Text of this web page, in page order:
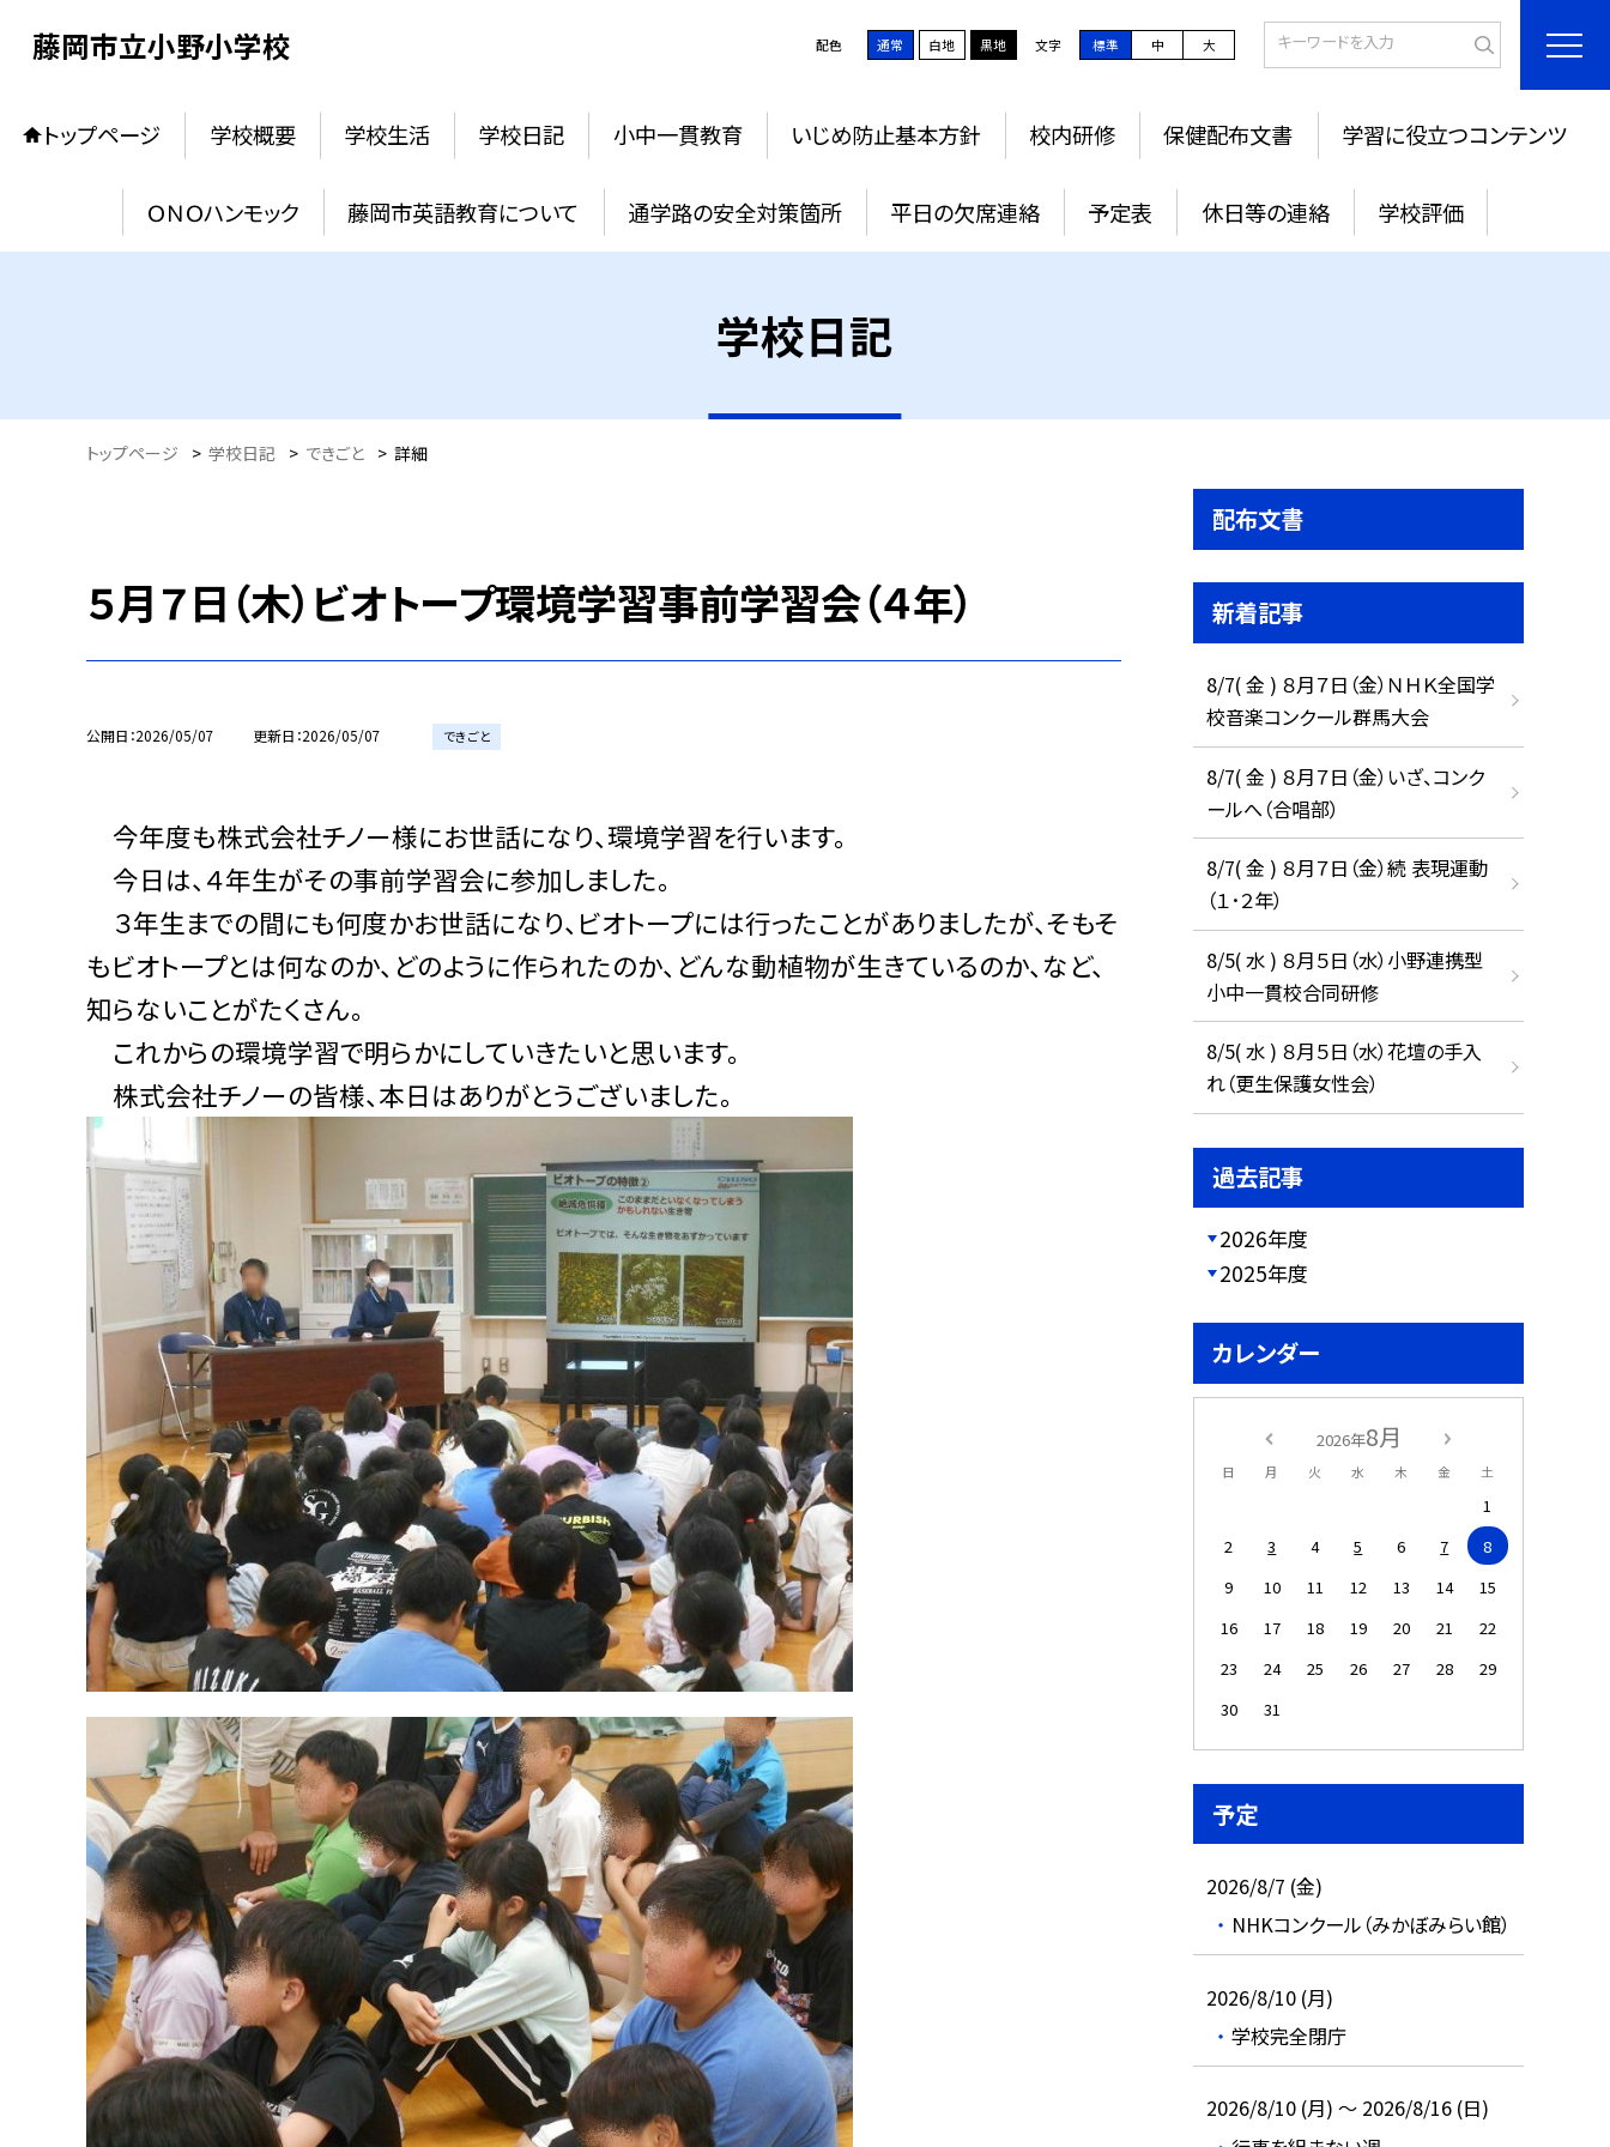
藤岡市立小野小学校 配色 通常 白地 黒地 文字 標準 中 大
トップページ 学校概要 学校生活 学校日記 小中一貫教育 いじめ防止基本方針 校内研修 保健配布文書 学習に役立つコンテンツ
ＯＮＯハンモック 藤岡市英語教育について 通学路の安全対策箇所 平日の欠席連絡 予定表 休日等の連絡 学校評価
学校日記
トップページ > 学校日記 > できごと > 詳細
５月７日（木）ビオトープ環境学習事前学習会（４年）
公開日 2026/05/07 更新日 2026/05/07 できごと
今年度も株式会社チノー様にお世話になり、環境学習を行います。
今日は、４年生がその事前学習会に参加しました。
３年生までの間にも何度かお世話になり、ビオトープには行ったことがありましたが、そもそ
もビオトープとは何なのか、どのように作られたのか、どんな動植物が生きているのか、など、
知らないことがたくさん。
これからの環境学習で明らかにしていきたいと思います。
株式会社チノーの皆様、本日はありがとうございました。
配布文書
新着記事
8/7( 金 ) ８月７日（金）ＮＨＫ全国学
校音楽コンクール群馬大会
8/7( 金 ) ８月７日（金）いざ、コンク
ールへ（合唱部）
8/7( 金 ) ８月７日（金）続 表現運動
（１･２年）
8/5( 水 ) ８月５日（水）小野連携型
小中一貫校合同研修
8/5( 水 ) ８月５日（水）花壇の手入
れ（更生保護女性会）
過去記事
2026年度
2025年度
カレンダー
2026年8月
日 月 火 水 木 金 土
1
2
3 4 5 6 7
8
9
10 11 12 13 14
15
16
17 18 19 20 21
22
23
24 25 26 27 28
29
30
31
予定
2026/8/7 (金)
NHKコンクール（みかぼみらい館）
2026/8/10 (月)
学校完全閉庁
2026/8/10 (月) ～ 2026/8/16 (日)